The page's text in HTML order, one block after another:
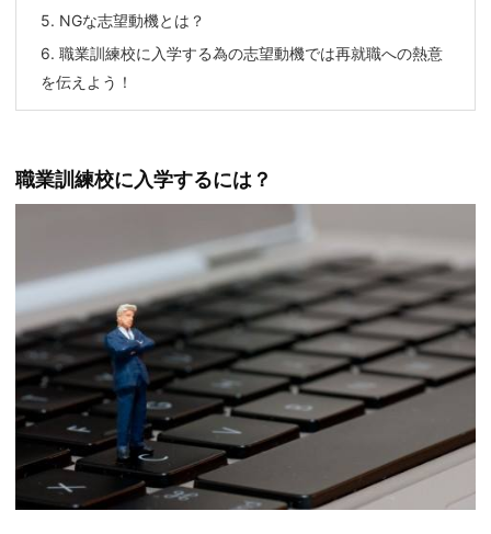
5. NGな志望動機とは？
6. 職業訓練校に入学する為の志望動機では再就職への熱意
を伝えよう！
職業訓練校に入学するには？